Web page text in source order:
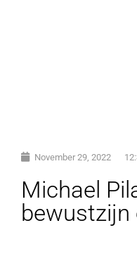
November 29, 2022
Michael
bewustzijn